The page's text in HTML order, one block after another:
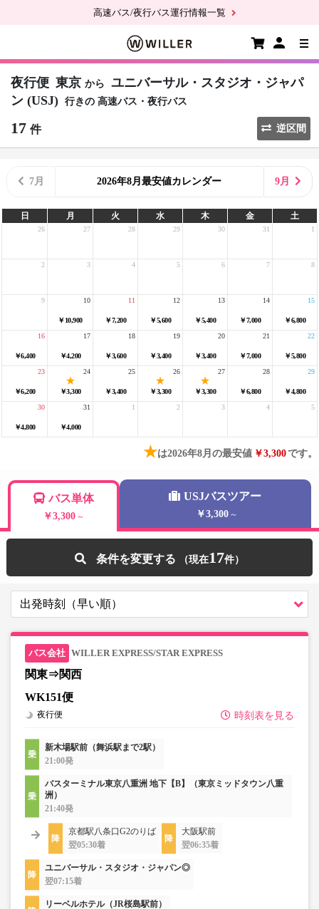
高速バス/夜行バス運行情報一覧
夜行便 東京 から
ユニバーサル・スタジオ・ジャパ
ン (USJ) 行きの 高速バス・夜行バス
17 件 逆区間
7月 2026年8月最安値カレンダー 9月
日 月 火 水 木 金 土
26 27 28 29 30 31 1
2 3 4 5 6 7 8
9
￥10,900
10
￥7,200
11
￥5,600
12
￥5,400
13
￥7,000
14
￥6,800
15
￥6,400
16
￥4,200
17
￥3,600
18
￥3,400
19
￥3,400
20
￥7,000
21
￥5,800
22
￥6,200
23
￥3,300
24
￥3,400
25
￥3,300
26
￥3,300
27
￥6,800
28
￥4,800
29
￥4,800
30
￥4,000
31 1 2 3 4 5
★は2026年8月の最安値 ￥3,300です。
バス単体
￥3,300 ～
USJバスツアー
￥3,300 ～
条件を変更する 17
WILLER EXPRESS/STAR EXPRESS
関東⇒関西
WK151便
時刻表を見る
夜行便
新木場駅前（舞浜駅まで2駅）
21:00発
バスターミナル東京八重洲 地下【B】（東京ミッドタウン八重
洲）
21:40発
京都駅八条口G2のりば
翌05:30着
大阪駅前
翌06:35着
ユニバーサル・スタジオ・ジャパン◎
翌07:15着
リーベルホテル（JR桜島駅前）